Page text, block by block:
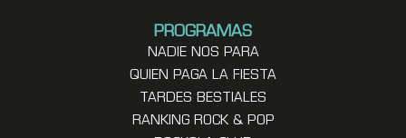
PROGRAMAS
NADIE NOS PARA
QUIEN PAGA LA FIESTA
TARDES BESTIALES
RANKING ROCK & POP